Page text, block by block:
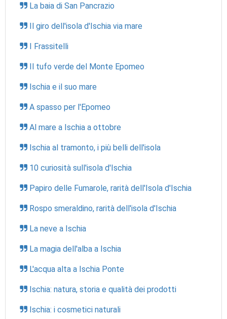
La baia di San Pancrazio
Il giro dell'isola d'Ischia via mare
I Frassitelli
Il tufo verde del Monte Epomeo
Ischia e il suo mare
A spasso per l'Epomeo
Al mare a Ischia a ottobre
Ischia al tramonto, i più belli dell'isola
10 curiosità sull'isola d'Ischia
Papiro delle Fumarole, rarità dell'Isola d'Ischia
Rospo smeraldino, rarità dell'isola d'Ischia
La neve a Ischia
La magia dell'alba a Ischia
L'acqua alta a Ischia Ponte
Ischia: natura, storia e qualità dei prodotti
Ischia: i cosmetici naturali